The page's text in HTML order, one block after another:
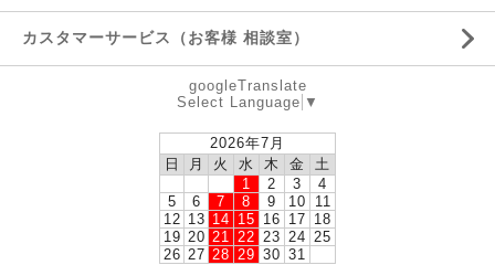
カスタマーサービス（お客様 相談室）
googleTranslate
Select Language ▼
2026年7月
日
月 火 水 木 金
土
1
2 3
4
5
6 7 8 9 10
11
12 13 14 15 16 17 18
19 20 21 22 23 24 25
26 27 28 29 30 31